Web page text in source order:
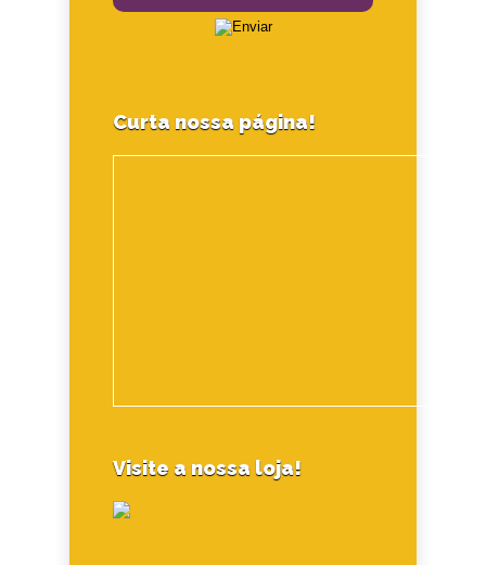
Curta nossa página!
Visite a nossa loja!